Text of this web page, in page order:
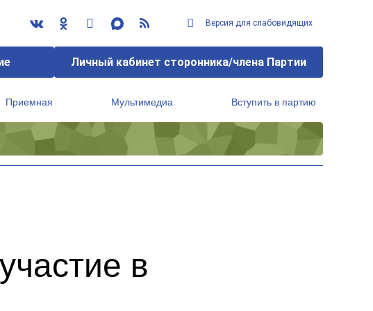
Версия для слабовидящих
Личный кабинет сторонника/члена Партии
Приемная Мультимедиа Вступить в партию
в